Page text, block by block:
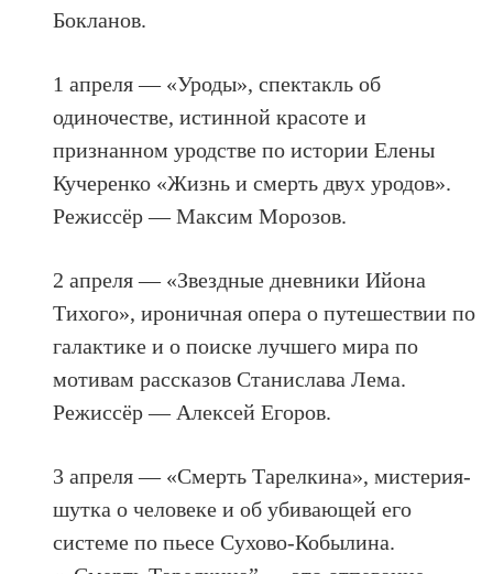
Бокланов.
1 апреля — «Уроды», спектакль об
одиночестве, истинной красоте и
признанном уродстве по истории Елены
Кучеренко «Жизнь и смерть двух уродов».
Режиссёр — Максим Морозов.
2 апреля — «Звездные дневники Ийона
Тихого», ироничная опера о путешествии по
галактике и о поиске лучшего мира по
мотивам рассказов Станислава Лема.
Режиссёр — Алексей Егоров.
3 апреля — «Смерть Тарелкина», мистерия-
шутка о человеке и об убивающей его
системе по пьесе Сухово-Кобылина.